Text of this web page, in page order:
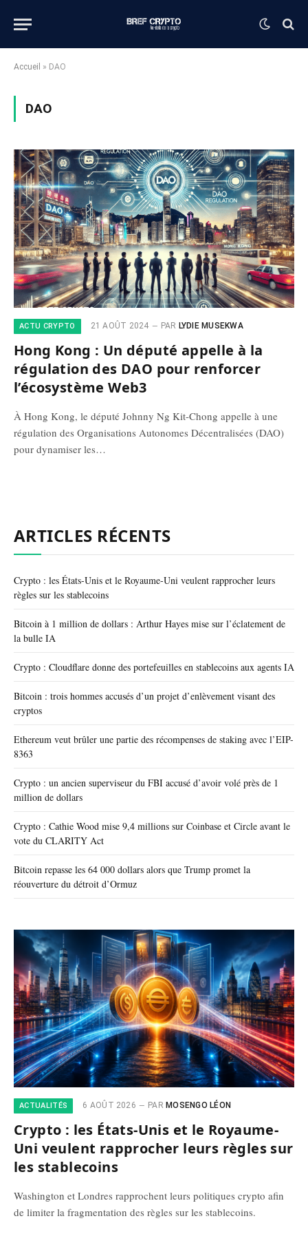
Accueil » DAO
DAO
ACTU CRYPTO 21 AOÛT 2024 PAR LYDIE MUSEKWA
Hong Kong : Un député appelle à la
régulation des DAO pour renforcer
l’écosystème Web3
À Hong Kong, le député Johnny Ng Kit-Chong appelle à une
régulation des Organisations Autonomes Décentralisées (DAO)
pour dynamiser les…
ARTICLES RÉCENTS
Crypto : les États-Unis et le Royaume-Uni veulent rapprocher leurs
règles sur les stablecoins
Bitcoin à 1 million de dollars : Arthur Hayes mise sur l’éclatement de
la bulle IA
Crypto : Cloudflare donne des portefeuilles en stablecoins aux agents IA
Bitcoin : trois hommes accusés d’un projet d’enlèvement visant des
cryptos
Ethereum veut brûler une partie des récompenses de staking avec l’EIP-
8363
Crypto : un ancien superviseur du FBI accusé d’avoir volé près de 1
million de dollars
Crypto : Cathie Wood mise 9,4 millions sur Coinbase et Circle avant le
vote du CLARITY Act
Bitcoin repasse les 64 000 dollars alors que Trump promet la
réouverture du détroit d’Ormuz
ACTUALITÉS 6 AOÛT 2026 PAR MOSENGO LÉON
Crypto : les États-Unis et le Royaume-
Uni veulent rapprocher leurs règles sur
les stablecoins
Washington et Londres rapprochent leurs politiques crypto afin
de limiter la fragmentation des règles sur les stablecoins.